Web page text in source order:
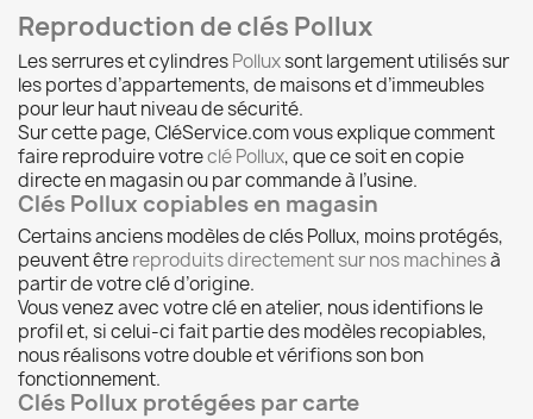
Reproduction de clés Pollux
Les serrures et cylindresPolluxsont largement utilisés sur
les portes d’appartements, de maisons et d’immeubles
pour leur haut niveau de sécurité.
Sur cette page, CléService.com vous explique comment
faire reproduire votreclé Pollux, que ce soit en copie
directe en magasin ou par commande à l’usine.
Clés Pollux copiables en magasin
Certains anciens modèles de clés Pollux, moins protégés,
peuvent êtrereproduits directement sur nos machinesà
partir de votre clé d’origine.
Vous venez avec votre clé en atelier, nous identifions le
profil et, si celui‑ci fait partie des modèles recopiables,
nous réalisons votre double et vérifions son bon
fonctionnement.
Clés Pollux protégées par carte